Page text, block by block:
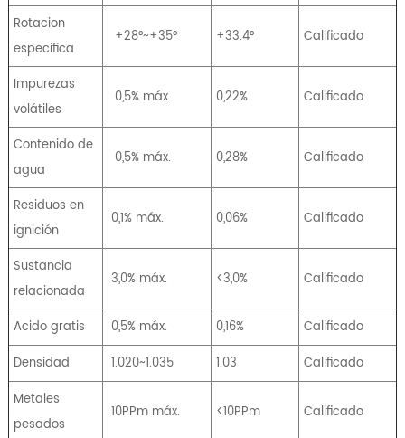
Rotacion
especifica
+28°~+35° +33.4° Calificado
Impurezas
volátiles
0,5% máx. 0,22% Calificado
Contenido de
agua
0,5% máx. 0,28% Calificado
Residuos en
ignición
0,1% máx. 0,06% Calificado
Sustancia
relacionada
3,0% máx. <3,0% Calificado
Acido gratis 0,5% máx. 0,16%
Calificado
Densidad
1.020~1.035 1.03
Calificado
Metales
pesados
10PPm máx. <10PPm Calificado